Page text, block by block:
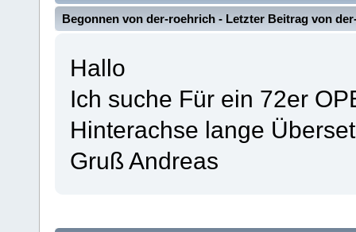
Begonnen von der-roehrich - Letzter Beitrag von
Hallo
Ich suche Für ein 72er
Hinterachse lange
Gruß Andreas